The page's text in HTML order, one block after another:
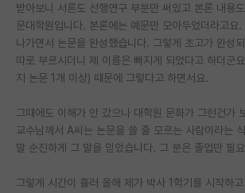
임용 정보 게시판
학부 인턴 게시판
임용 후기 게시판
PI 전용 게시판
인문사회 계열 게시판
받아보니 서론도 선행연구 부분만 써있고 본론 내용
문대학원입니다. 본론에는 예문만 모아두었더라고요
나가면서 논문을 완성했습니다. 그렇게 초고가 완성
따로 부르시더니 제 이름은 빠지게 되었다고 하더군
지 논문 1개 이상) 때문에 그렇다고 하면서요.
그때에도 이해가 안 갔으나 대학원 문화가 그런건가
교수님께서 A씨는 논문을 쓸 줄 모르는 사람이라는
말 순진하게 그 말을 믿었습니다. 그 분은 졸업만 필
그렇게 시간이 흘러 올해 제가 박사 1학기를 시작하